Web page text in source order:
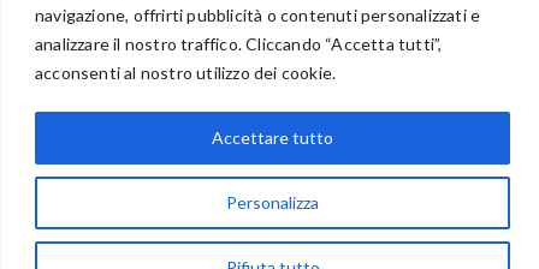
navigazione, offrirti pubblicità o contenuti personalizzati e
analizzare il nostro traffico. Cliccando “Accetta tutti”,
acconsenti al nostro utilizzo dei cookie.
Personalizza
Accettare tutto
BENVENUTI NEL PORTALE RIVENDITORI
via Acqua delle Noci 12
83024 Monteforte Irpino (AV)